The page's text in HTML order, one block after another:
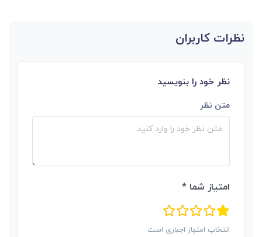
نظرات کاربران
نظر خود را بنویسید
متن نظر
امتیاز شما *
انتخاب امتیاز اجباری است